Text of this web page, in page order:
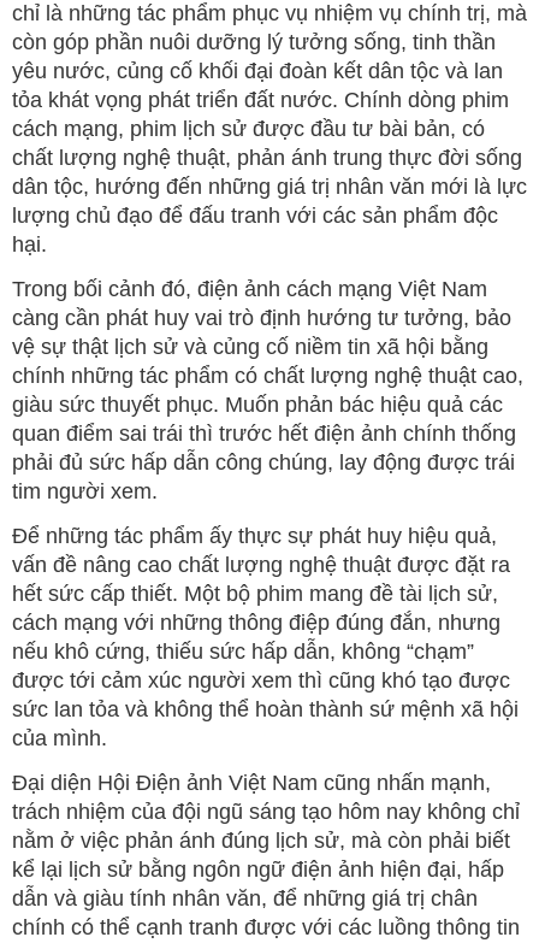
chỉ là những tác phẩm phục vụ nhiệm vụ chính trị, mà
còn góp phần nuôi dưỡng lý tưởng sống, tinh thần
yêu nước, củng cố khối đại đoàn kết dân tộc và lan
tỏa khát vọng phát triển đất nước. Chính dòng phim
cách mạng, phim lịch sử được đầu tư bài bản, có
chất lượng nghệ thuật, phản ánh trung thực đời sống
dân tộc, hướng đến những giá trị nhân văn mới là lực
lượng chủ đạo để đấu tranh với các sản phẩm độc
hại.
Trong bối cảnh đó, điện ảnh cách mạng Việt Nam
càng cần phát huy vai trò định hướng tư tưởng, bảo
vệ sự thật lịch sử và củng cố niềm tin xã hội bằng
chính những tác phẩm có chất lượng nghệ thuật cao,
giàu sức thuyết phục. Muốn phản bác hiệu quả các
quan điểm sai trái thì trước hết điện ảnh chính thống
phải đủ sức hấp dẫn công chúng, lay động được trái
tim người xem.
Để những tác phẩm ấy thực sự phát huy hiệu quả,
vấn đề nâng cao chất lượng nghệ thuật được đặt ra
hết sức cấp thiết. Một bộ phim mang đề tài lịch sử,
cách mạng với những thông điệp đúng đắn, nhưng
nếu khô cứng, thiếu sức hấp dẫn, không “chạm”
được tới cảm xúc người xem thì cũng khó tạo được
sức lan tỏa và không thể hoàn thành sứ mệnh xã hội
của mình.
Đại diện Hội Điện ảnh Việt Nam cũng nhấn mạnh,
trách nhiệm của đội ngũ sáng tạo hôm nay không chỉ
nằm ở việc phản ánh đúng lịch sử, mà còn phải biết
kể lại lịch sử bằng ngôn ngữ điện ảnh hiện đại, hấp
dẫn và giàu tính nhân văn, để những giá trị chân
chính có thể cạnh tranh được với các luồng thông tin